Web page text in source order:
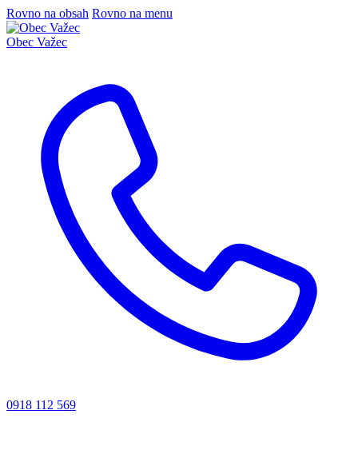
Rovno na obsah Rovno na menu
Obec Važec
0918 112 569